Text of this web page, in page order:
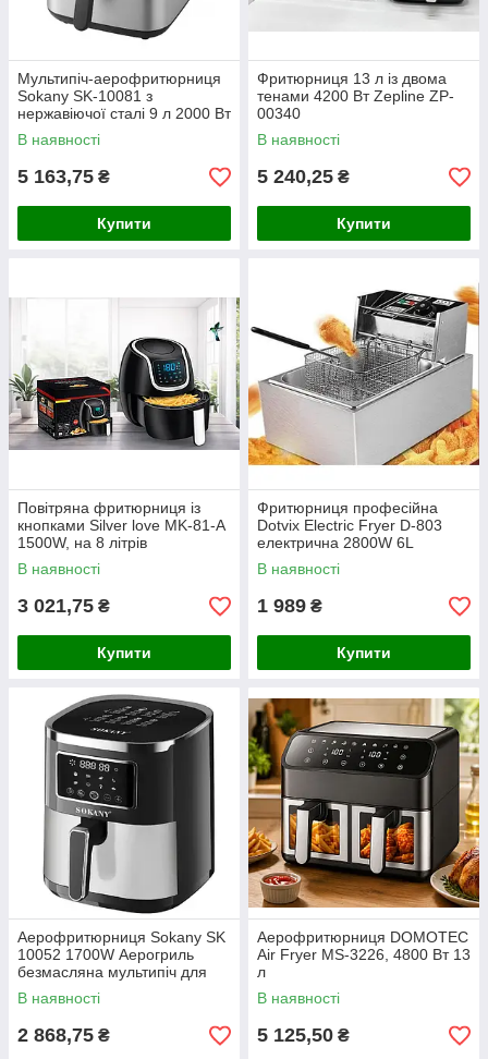
Мультипіч-аерофритюрниця
Sokany SK-10081 з
нержавіючої сталі 9 л 2000 Вт
В наявності
5 163,75 ₴
Купити
Фритюрниця 13 л із двома
тенами 4200 Вт Zepline ZP-
00340
В наявності
5 240,25 ₴
Купити
Повітряна фритюрниця із
кнопками Silver love MK-81-А
1500W, на 8 літрів
В наявності
3 021,75 ₴
Купити
Фритюрниця професійна
Dotvix Electric Fryer D-803
електрична 2800W 6L
В наявності
1 989 ₴
Купити
Аерофритюрниця Sokany SK
10052 1700W Аерогриль
безмасляна мультипіч для
приготування без олії 7 л з
сенсорним керуванням
В наявності
2 868,75 ₴
Аерофритюрниця DOMOTEC
Air Fryer MS-3226, 4800 Вт 13
л
В наявності
5 125,50 ₴